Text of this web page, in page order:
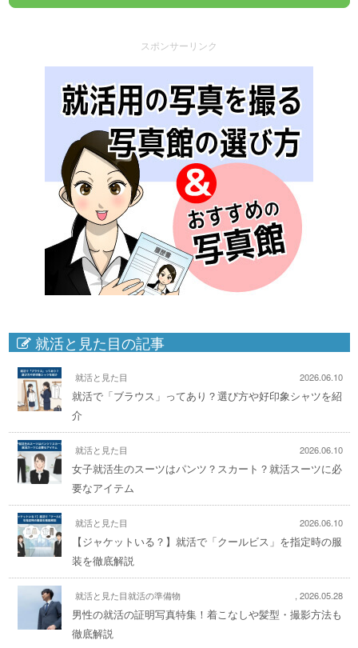
スポンサーリンク
就活と見た目の記事
就活と見た目 2026.06.10
就活で「ブラウス」ってあり？選び方や好印象シャツを紹
介
就活と見た目 2026.06.10
女子就活生のスーツはパンツ？スカート？就活スーツに必
要なアイテム
就活と見た目 2026.06.10
【ジャケットいる？】就活で「クールビス」を指定時の服
装を徹底解説
就活と見た目就活の準備物 2026.05.28
男性の就活の証明写真特集！着こなしや髪型・撮影方法も
徹底解説